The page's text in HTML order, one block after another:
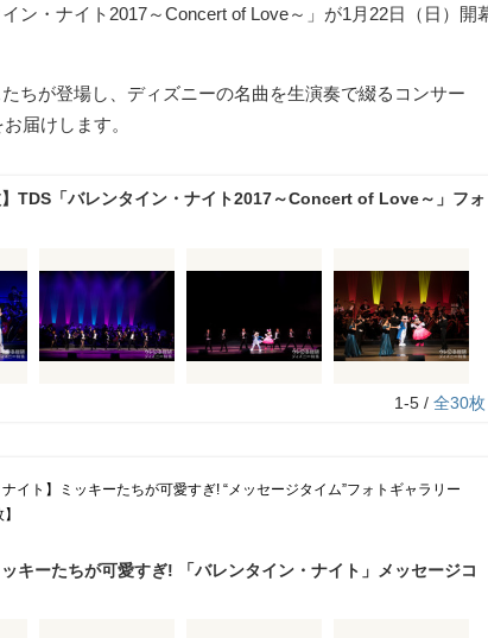
ン・ナイト2017～Concert of Love～」が1月22日（日）開
ちが登場し、ディズニーの名曲を生演奏で綴るコンサー
届けします。
】TDS「バレンタイン・ナイト2017～Concert of Love～」フォ
1-5 / 全30枚
ナイト】ミッキーたちが可愛すぎ! “メッセージタイム”フォトギャラリー
ッキーたちが可愛すぎ! 「バレンタイン・ナイト」メッセージコ